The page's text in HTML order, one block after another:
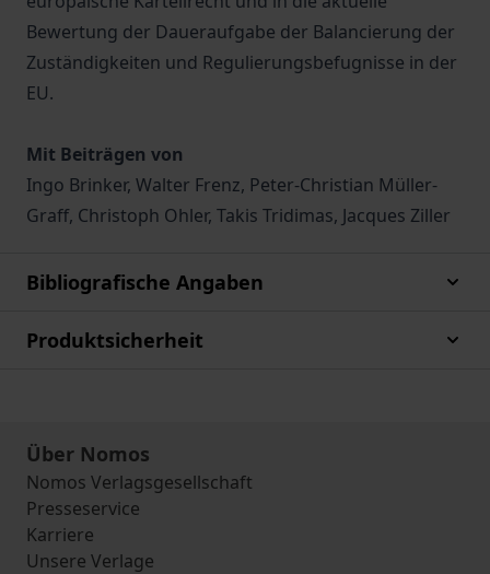
Bewertung der Daueraufgabe der Balancierung der
Zuständigkeiten und Regulierungsbefugnisse in der
EU.
Mit Beiträgen von
Ingo Brinker, Walter Frenz, Peter-Christian Müller-
Graff, Christoph Ohler, Takis Tridimas, Jacques Ziller
Bibliografische Angaben
Produktsicherheit
Über Nomos
Nomos Verlagsgesellschaft
Presseservice
Karriere
Unsere Verlage